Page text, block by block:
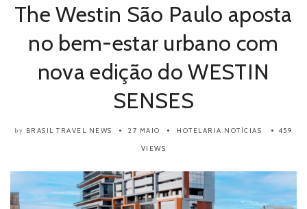
The Westin São Paulo aposta
no bem-estar urbano com
nova edição do WESTIN
SENSES
by BRASIL TRAVEL NEWS 27 MAIO HOTELARIA NOTÍCIAS
459
VIEWS